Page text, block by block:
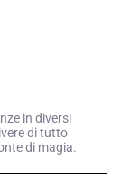
in diversi
di tutto
di magia.